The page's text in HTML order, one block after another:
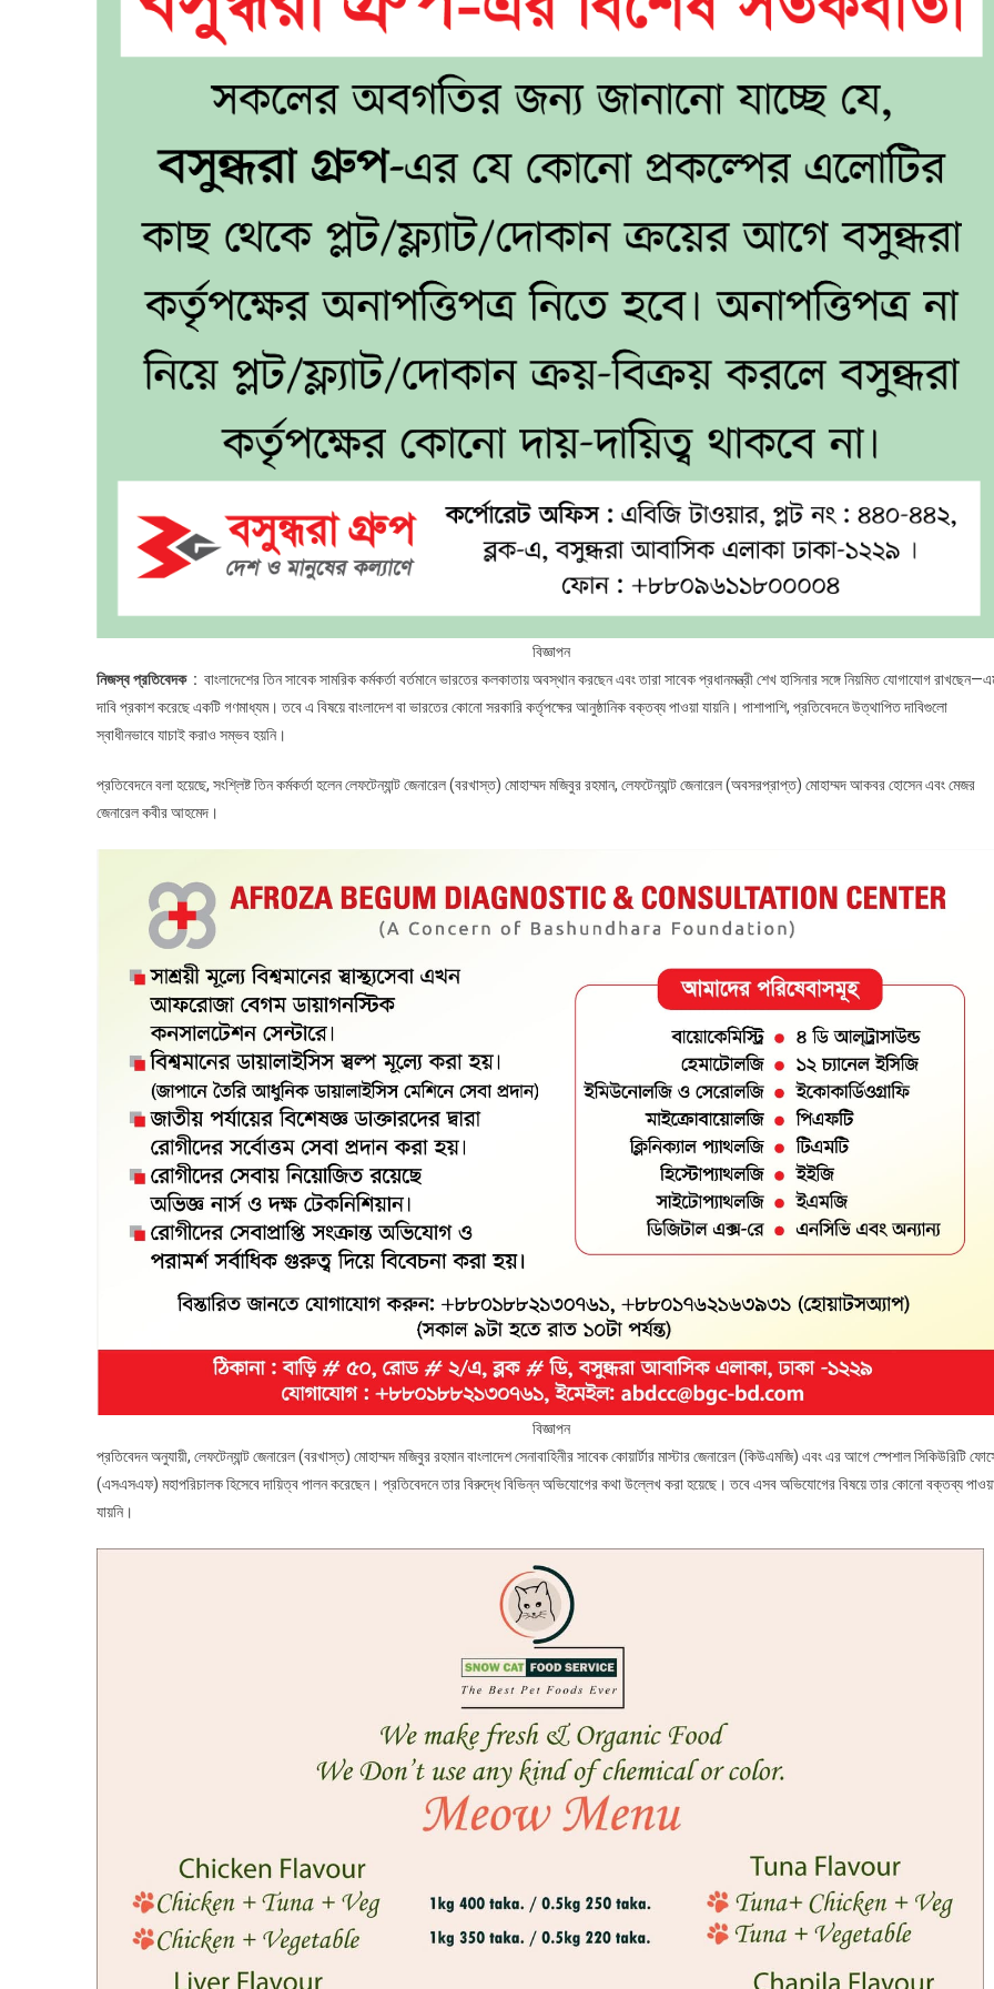
বিজ্ঞাপন
নিজস্ব প্রতিবেদক : বাংলাদেশের তিন সাবেক সামরিক কর্মকর্তা বর্তমানে ভারতের কলকাতায় অবস্থান করছেন এবং তারা সাবেক প্রধানমন্ত্রী শেখ হাসিনার সঙ্গে নিয়মিত যোগাযোগ
দাবি প্রকাশ করেছে একটি গণমাধ্যম। তবে এ বিষয়ে বাংলাদেশ বা ভারতের কোনো সরকারি কর্তৃপক্ষের আনুষ্ঠানিক বক্তব্য পাওয়া যায়নি। পাশাপাশি, প্রতিবেদনে উত্থাপিত দাবিগুলো
স্বাধীনভাবে যাচাই করাও সম্ভব হয়নি।
প্রতিবেদনে বলা হয়েছে, সংশ্লিষ্ট তিন কর্মকর্তা হলেন লেফটেন্যান্ট জেনারেল (বরখাস্ত) মোহাম্মদ মজিবুর রহমান, লেফটেন্যান্ট জেনারেল (অবসরপ্রাপ্ত) মোহাম্মদ আকবর হোসেন এবং মেজর
জেনারেল কবীর আহমেদ।
বিজ্ঞাপন
প্রতিবেদন অনুযায়ী, লেফটেন্যান্ট জেনারেল (বরখাস্ত) মোহাম্মদ মজিবুর রহমান বাংলাদেশ সেনাবাহিনীর সাবেক কোয়ার্টার মাস্টার জেনারেল (কিউএমজি) এবং এর আগে স্পেশাল সিকিউরিটি
(এসএসএফ) মহাপরিচালক হিসেবে দায়িত্ব পালন করেছেন। প্রতিবেদনে তার বিরুদ্ধে বিভিন্ন অভিযোগের কথা উল্লেখ করা হয়েছে। তবে এসব অভিযোগের বিষয়ে তার কোনো বক্তব্য
যায়নি।